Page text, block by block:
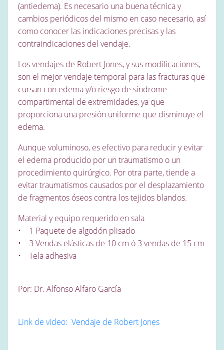
(antiedema). Es necesario una buena técnica y
cambios periódicos del mismo en caso necesario, así
como conocer las indicaciones precisas y las
contraindicaciones del vendaje.
Los vendajes de Robert Jones, y sus modificaciones,
son el mejor vendaje temporal para las fracturas que
cursan con edema y/o riesgo de síndrome
compartimental de extremidades, ya que
proporciona una presión uniforme que disminuye el
edema.
Aunque voluminoso, es efectivo para reducir y evitar
el edema producido por un traumatismo o un
procedimiento quirúrgico. Por otra parte, tiende a
evitar traumatismos causados por el desplazamiento
de fragmentos óseos contra los tejidos blandos.
Material y equipo requerido en sala
• 1 Paquete de algodón plisado
• 3 Vendas elásticas de 10 cm ó 3 vendas de 15 cm
• Tela adhesiva
Por: Dr. Alfonso Alfaro García
Link de video: Vendaje de Robert Jones